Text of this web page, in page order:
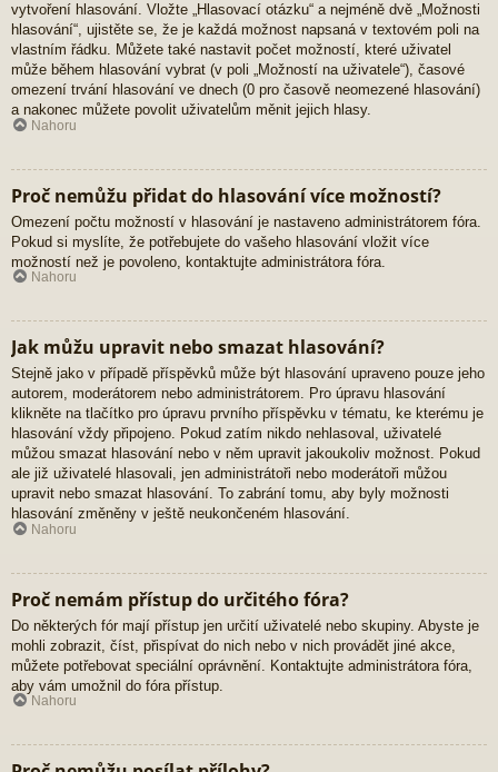
vytvoření hlasování. Vložte „Hlasovací otázku“ a nejméně dvě „Možnosti
hlasování“, ujistěte se, že je každá možnost napsaná v textovém poli na
vlastním řádku. Můžete také nastavit počet možností, které uživatel
může během hlasování vybrat (v poli „Možností na uživatele“), časové
omezení trvání hlasování ve dnech (0 pro časově neomezené hlasování)
a nakonec můžete povolit uživatelům měnit jejich hlasy.
Nahoru
Proč nemůžu přidat do hlasování více možností?
Omezení počtu možností v hlasování je nastaveno administrátorem fóra.
Pokud si myslíte, že potřebujete do vašeho hlasování vložit více
možností než je povoleno, kontaktujte administrátora fóra.
Nahoru
Jak můžu upravit nebo smazat hlasování?
Stejně jako v případě příspěvků může být hlasování upraveno pouze jeho
autorem, moderátorem nebo administrátorem. Pro úpravu hlasování
klikněte na tlačítko pro úpravu prvního příspěvku v tématu, ke kterému je
hlasování vždy připojeno. Pokud zatím nikdo nehlasoval, uživatelé
můžou smazat hlasování nebo v něm upravit jakoukoliv možnost. Pokud
ale již uživatelé hlasovali, jen administrátoři nebo moderátoři můžou
upravit nebo smazat hlasování. To zabrání tomu, aby byly možnosti
hlasování změněny v ještě neukončeném hlasování.
Nahoru
Proč nemám přístup do určitého fóra?
Do některých fór mají přístup jen určití uživatelé nebo skupiny. Abyste je
mohli zobrazit, číst, přispívat do nich nebo v nich provádět jiné akce,
můžete potřebovat speciální oprávnění. Kontaktujte administrátora fóra,
aby vám umožnil do fóra přístup.
Nahoru